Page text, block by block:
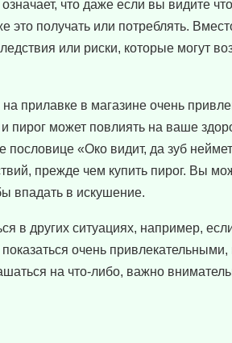
что даже если вы видите
это получать или потреблять.
или риски, которые могут
прилавке в магазине очень
и пирог может повлиять на ваше
пословице «Око видит, да зуб
прежде чем купить пирог. Вы
впадать в искушение.
в других ситуациях, например,
очень
на что-либо, важно